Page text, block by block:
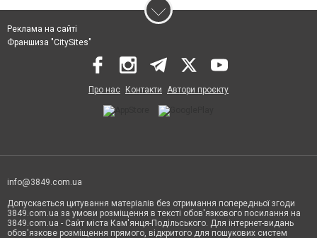
Реклама на сайті
Франшиза "CitySites"
Про нас Контакти Автори проєкту
info@3849.com.ua
Допускається цитування матеріалів без отримання попередньої згоди
3849.com.ua за умови розміщення в тексті обов'язкового посилання на
3849.com.ua - Сайт міста Кам'янця-Подільського. Для інтернет-видань
обов'язкове розміщення прямого, відкритого для пошукових систем